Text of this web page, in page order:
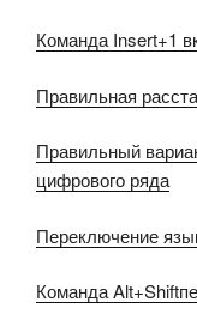
Команда Insert+1
Правильная
Правильный
цифрового ряда
Переключение
Команда